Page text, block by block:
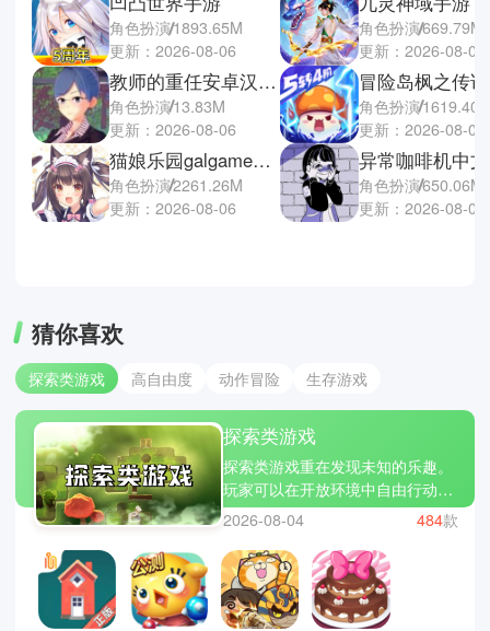
角色扮演1893.65M
更新：2026-08-06
教师的重任安卓汉化版
角色扮演13.83M
更新：2026-08-06
猫娘乐园galgame游戏
角色扮演2261.26M
更新：2026-08-06
角色扮演669.79M
更新：2026-08-06
角色扮演
更新：2026-08-06
异常咖啡机中
角色扮演650.06M
更新：2026-08-06
猜你喜欢
探索类游戏 高自由度 动作冒险 生存游戏
探索类游戏
探索类游戏重在发现未知的乐趣。
玩家可以在开放环境中自由行动，
寻找隐藏线索与故事碎片。没有过
多限制，更多是引导与提示，让人
逐步拼凑世界全貌。过程中既有安
静的观察，也有偶然的惊喜。适合
喜欢慢节奏与沉浸体验的人细细体
2026-08-04 484款